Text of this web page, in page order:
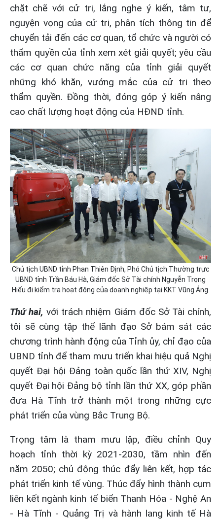
chặt chẽ với cử tri, lắng nghe ý kiến, tâm tư,
nguyện vọng của cử tri, phân tích thông tin để
chuyển tải đến các cơ quan, tổ chức và người có
thẩm quyền của tỉnh xem xét giải quyết; yêu cầu
các cơ quan chức năng của tỉnh giải quyết
những khó khăn, vướng mắc của cử tri theo
thẩm quyền. Đồng thời, đóng góp ý kiến nâng
cao chất lượng hoạt động của HĐND tỉnh.
Chủ tịch UBND tỉnh Phan Thiên Định, Phó Chủ tịch Thường trực
UBND tỉnh Trần Báu Hà, Giám đốc Sở Tài chính Nguyễn Trọng
Hiếu đi kiểm tra hoạt động của doanh nghiệp tại KKT Vũng Áng.
Thứ hai, với trách nhiệm Giám đốc Sở Tài chính,
tôi sẽ cùng tập thể lãnh đạo Sở bám sát các
chương trình hành động của Tỉnh ủy, chỉ đạo của
UBND tỉnh để tham mưu triển khai hiệu quả Nghị
quyết Đại hội Đảng toàn quốc lần thứ XIV, Nghị
quyết Đại hội Đảng bộ tỉnh lần thứ XX, góp phần
đưa Hà Tĩnh trở thành một trong những cực
phát triển của vùng Bắc Trung Bộ.
Trọng tâm là tham mưu lập, điều chỉnh Quy
hoạch tỉnh thời kỳ 2021-2030, tầm nhìn đến
năm 2050; chủ động thúc đẩy liên kết, hợp tác
phát triển kinh tế vùng. Thúc đẩy hình thành cụm
liên kết ngành kinh tế biển Thanh Hóa - Nghệ An
- Hà Tĩnh - Quảng Trị và hành lang kinh tế Hà